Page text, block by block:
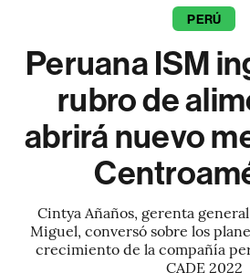
PERÚ
Peruana ISM
rubro de
abrirá nuevo
Cintya Añaños, gerenta
Miguel, conversó sobre los
crecimiento de la compañía
CADE 2022